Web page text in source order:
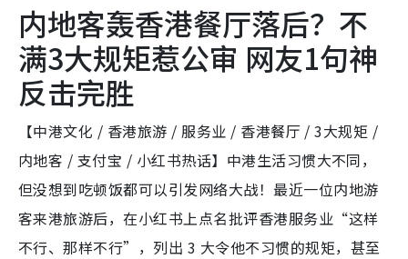
内地客轰香港餐厅落后？不
满3大规矩惹公审 网友1句神
反击完胜
【中港文化 / 香港旅游 / 服务业 / 香港餐厅 / 3大规矩 /
内地客 / 支付宝 / 小红书热话】中港生活习惯大不同，
但没想到吃顿饭都可以引发网络大战！最近一位内地游
客来港旅游后，在小红书上点名批评香港服务业“这样
不行、那样不行”，列出 3 大令他不习惯的规矩，甚至